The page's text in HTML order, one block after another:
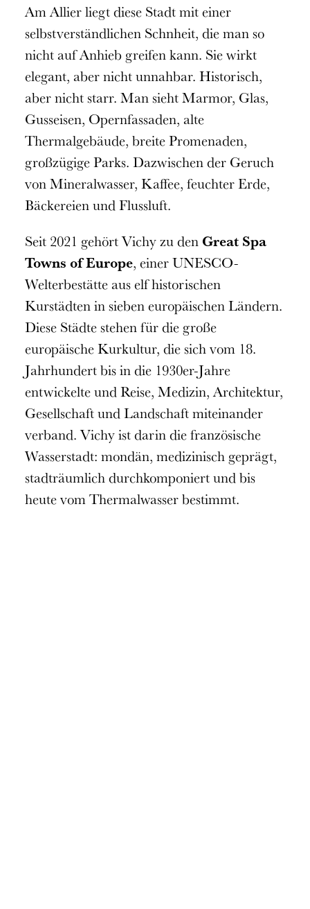
Am Allier liegt diese Stadt mit einer
selbstverständlichen Schnheit, die man so
nicht auf Anhieb greifen kann. Sie wirkt
elegant, aber nicht unnahbar. Historisch,
aber nicht starr. Man sieht Marmor, Glas,
Gusseisen, Opernfassaden, alte
Thermalgebäude, breite Promenaden,
großzügige Parks. Dazwischen der Geruch
von Mineralwasser, Kaffee, feuchter Erde,
Bäckereien und Flussluft.
Seit 2021 gehört Vichy zu den Great Spa
Towns of Europe, einer UNESCO-
Welterbestätte aus elf historischen
Kurstädten in sieben europäischen Ländern.
Diese Städte stehen für die große
europäische Kurkultur, die sich vom 18.
Jahrhundert bis in die 1930er-Jahre
entwickelte und Reise, Medizin, Architektur,
Gesellschaft und Landschaft miteinander
verband. Vichy ist darin die französische
Wasserstadt: mondän, medizinisch geprägt,
stadträumlich durchkomponiert und bis
heute vom Thermalwasser bestimmt.